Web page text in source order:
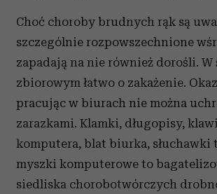
Choć choroby brudnych rąk są
szczególnie rozpowszechnione
zapadają na nie również dorośli.
zbiorowym łatwo o zakażenie.
pracując w biurach nie można
zarazkami. Klamki, długopisy,
komputera, blat biurka, słuchawki
myszki komputerowe to
siedliska chorobotwórczych